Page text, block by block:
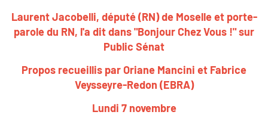
Laurent Jacobelli, député (RN) de Moselle et porte-
parole du RN, l'a dit dans "Bonjour Chez Vous !" sur
Public Sénat
Propos recueillis par Oriane Mancini et Fabrice
Veysseyre-Redon (EBRA)
Lundi 7 novembre